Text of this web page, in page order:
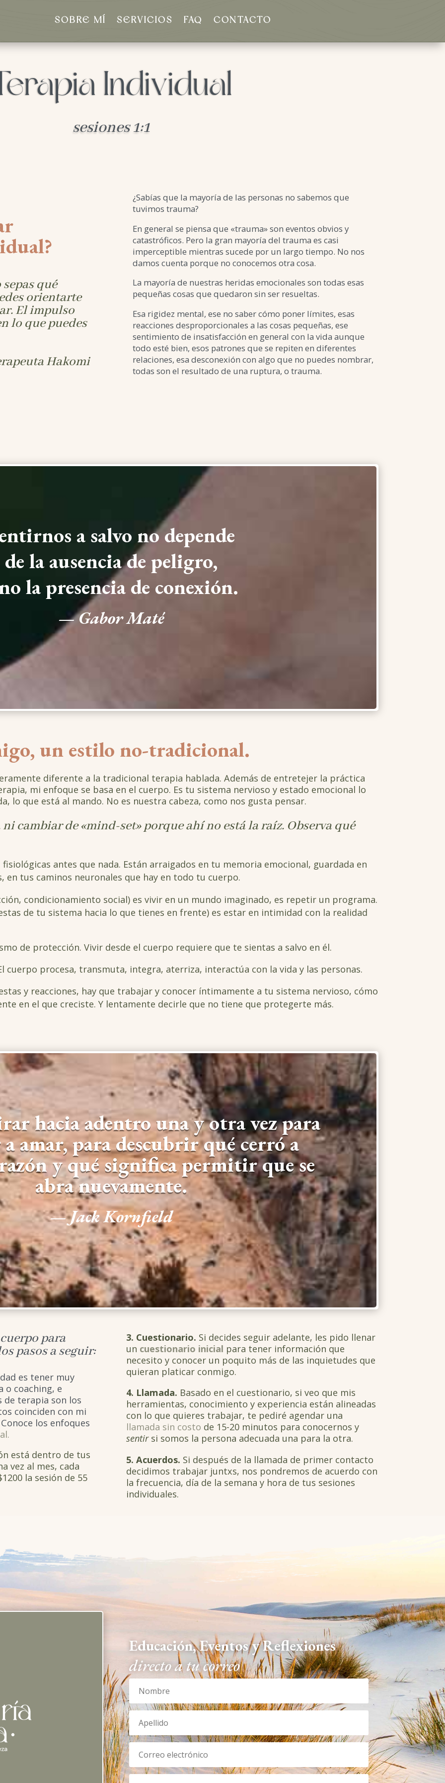
SOBRE MÍ SERVICIOS FAQ CONTACTO
Individual
sesiones 1:1
qué
orientarte
El impulso
lo que puedes
Hakomi
¿Sabías que la mayoría de las personas no sabemos que
tuvimos trauma?
En general se piensa que «trauma» son eventos obvios y
catastróficos. Pero la gran mayoría del trauma es casi
imperceptible mientras sucede por un largo tiempo. No nos
damos cuenta porque no conocemos otra cosa.
La mayoría de nuestras heridas emocionales son todas esas
pequeñas cosas que quedaron sin ser resueltas.
Esa rigidez mental, ese no saber cómo poner límites, esas
reacciones desproporcionales a las cosas pequeñas, ese
sentimiento de insatisfacción en general con la vida aunque
todo esté bien, esos patrones que se repiten en diferentes
relaciones, esa desconexión con algo que no puedes nombrar,
todas son el resultado de una ruptura, o trauma.
a salvo no depende
de la ausencia de peligro,
la presencia de conexión.
—Gabor Maté
un estilo no-tradicional.
diferente a la tradicional terapia hablada. Además de entretejer la práctica
mi enfoque se basa en el cuerpo. Es tu sistema nervioso y estado emocional lo
lo que está al mando. No es nuestra cabeza, como nos gusta pensar.
cambiar de «mind-set» porque ahí no está la raíz. Observa qué
antes que nada. Están arraigados en tu memoria emocional, guardada en
tus caminos neuronales que hay en todo tu cuerpo.
condicionamiento social) es vivir en un mundo imaginado, es repetir un programa.
de tu sistema hacia lo que tienes en frente) es estar en intimidad con la realidad
de protección. Vivir desde el cuerpo requiere que te sientas a salvo en él.
cuerpo procesa, transmuta, integra, aterriza, interactúa con la vida y las personas.
y reacciones, hay que trabajar y conocer íntimamente a tu sistema nervioso, cómo
en el que creciste. Y lentamente decirle que no tiene que protegerte más.
hacia adentro una y otra vez para
amar, para descubrir qué cerróa
y qué significa permitirque se
abra nuevamente.
—Jack Kornfield
para
pasos a seguir:
es tener muy
o coaching, e
terapia son los
coinciden con mi
los enfoques
está dentro de tus
vez al mes, cada
la sesión de 55
3. Cuestionario. Si decides seguir adelante, les pido llenar
un cuestionario inicial para tener información que
necesito y conocer un poquito más de las inquietudes que
quieran platicar conmigo.
4. Llamada. Basado en el cuestionario, si veo que mis
herramientas, conocimiento y experiencia están alineadas
con lo que quieres trabajar, te pediré agendar una
llamada sin costo de 15-20 minutos para conocernos y
sentirsi somos la persona adecuada una para la otra.
5. Acuerdos. Si después de la llamada de primer contacto
decidimos trabajar juntxs, nos pondremos de acuerdo con
la frecuencia, día de la semana y hora de tus sesiones
individuales.
Educación, Eventos y Reflexiones
directo a tu correo